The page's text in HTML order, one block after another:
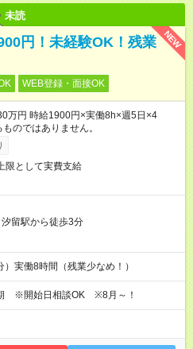
未読
NEW
円！未経験OK！残業
WEB登録・面接OK
円 時給1900円×実働8h×週5日×4
のではありません。
限として実費支給
汐留駅から徒歩3分
実働8時間（残業少なめ！）
※開始日相談OK ※8月～！